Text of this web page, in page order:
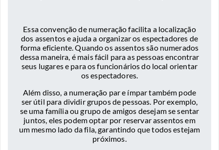
Essa convenção de numeração facilita a localização
dos assentos e ajuda a organizar os espectadores de
forma eficiente. Quando os assentos são numerados
dessa maneira, é mais fácil para as pessoas encontrar
seus lugares e para os funcionários do local orientar
os espectadores.
Além disso, a numeração par e ímpar também pode
ser útil para dividir grupos de pessoas. Por exemplo,
se uma família ou grupo de amigos desejam se sentar
juntos, eles podem optar por reservar assentos em
um mesmo lado da fila, garantindo que todos estejam
próximos.